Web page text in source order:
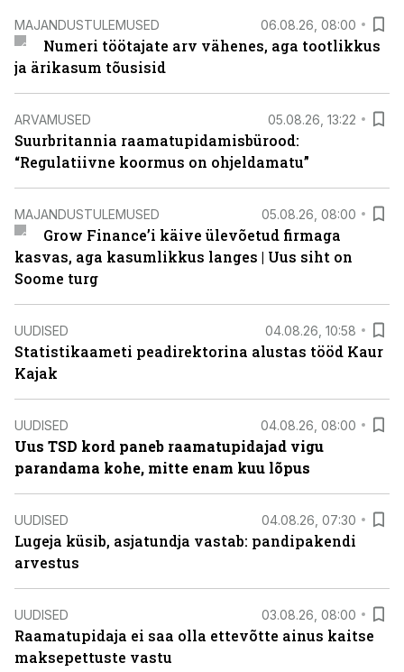
MAJANDUSTULEMUSED 06.08.26, 08:00
Numeri töötajate arv vähenes, aga tootlikkus
ja ärikasum tõusisid
ARVAMUSED 05.08.26, 13:22
Suurbritannia raamatupidamisbürood:
“Regulatiivne koormus on ohjeldamatu”
MAJANDUSTULEMUSED 05.08.26, 08:00
Grow Finance’i käive ülevõetud firmaga
kasvas, aga kasumlikkus langes | Uus siht on
Soome turg
UUDISED 04.08.26, 10:58
Statistikaameti peadirektorina alustas tööd Kaur
Kajak
UUDISED 04.08.26, 08:00
Uus TSD kord paneb raamatupidajad vigu
parandama kohe, mitte enam kuu lõpus
UUDISED 04.08.26, 07:30
Lugeja küsib, asjatundja vastab: pandipakendi
arvestus
UUDISED 03.08.26, 08:00
Raamatupidaja ei saa olla ettevõtte ainus kaitse
maksepettuste vastu